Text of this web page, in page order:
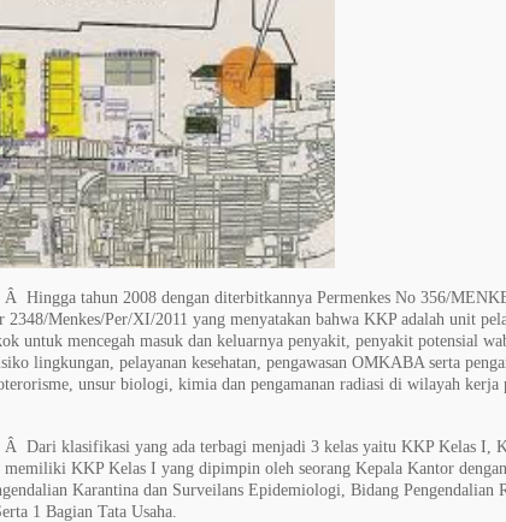
tahun 2008 dengan diterbitkannya Permenkes No 356/
2348/Menkes/Per/XI/2011 yang menyatakan bahwa KKP adalah unit
untuk mencegah masuk dan keluarnya penyakit, penyakit potensial
lingkungan, pelayanan kesehatan, pengawasan OMKABA serta
unsur biologi, kimia dan pengamanan radiasi di wilayah kerja
klasifikasi yang ada terbagi menjadi 3 kelas yaitu KKP Kelas I,
KKP Kelas I yang dipimpin oleh seorang Kepala Kantor
Karantina dan Surveilans Epidemiologi, Bidang Pengendalian
1 Bagian Tata Usaha.